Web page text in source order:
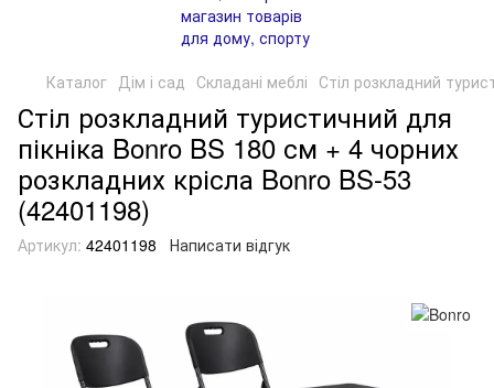
Каталог Дім і сад Складані меблі Стіл розкладний
Стіл розкладний туристичний для
пікніка Bonro BS 180 см + 4 чорних
розкладних крісла Bonro BS-53
(42401198)
Артикул: 42401198 Написати відгук